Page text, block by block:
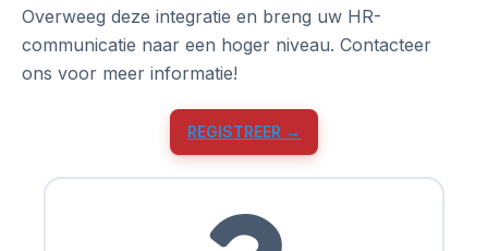
Overweeg deze integratie en breng uw HR-
communicatie naar een hoger niveau. Contacteer
ons voor meer informatie!
REGISTREER →